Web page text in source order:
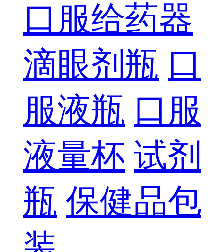
口服给药器
滴眼剂瓶 口
服液瓶 口服
液量杯 试剂
瓶 保健品包